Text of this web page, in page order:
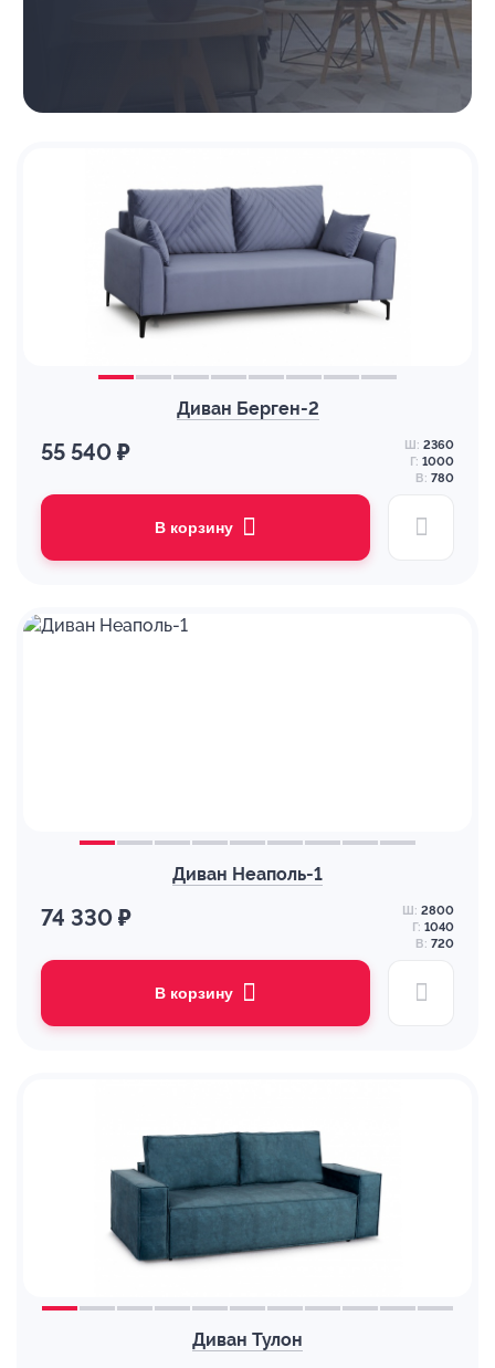
Диван Берген-2
55 540 ₽ Ш: 2360
Г: 1000
В: 780
В корзину
Диван Неаполь-1
74 330 ₽ Ш: 2800
Г: 1040
В: 720
В корзину
Диван Тулон